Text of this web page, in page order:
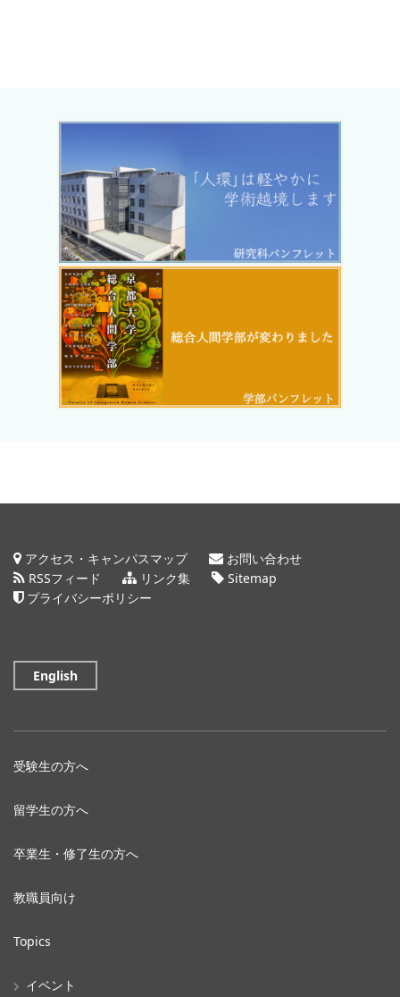
アクセス・キャンパスマップ
お問い合わせ
RSSフィード
リンク集
Sitemap
プライバシーポリシー
English
受験生の方へ
留学生の方へ
卒業生・修了生の方へ
教職員向け
Topics
イベント